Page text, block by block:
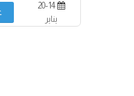
20-14
يناير